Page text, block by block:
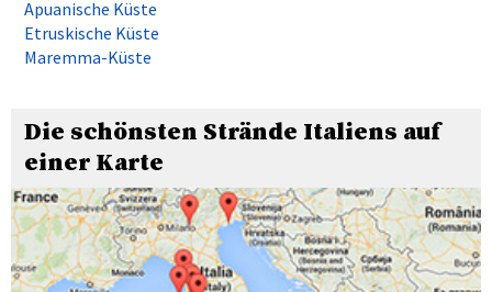
Apuanische Küste
Etruskische Küste
Maremma-Küste
Die schönsten Strände Italiens auf
einer Karte